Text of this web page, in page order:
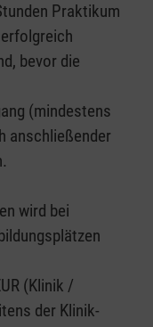
Praktikum
bevor die
(mindestens
anschließender
wird bei
(Klinik /
der Klinik-